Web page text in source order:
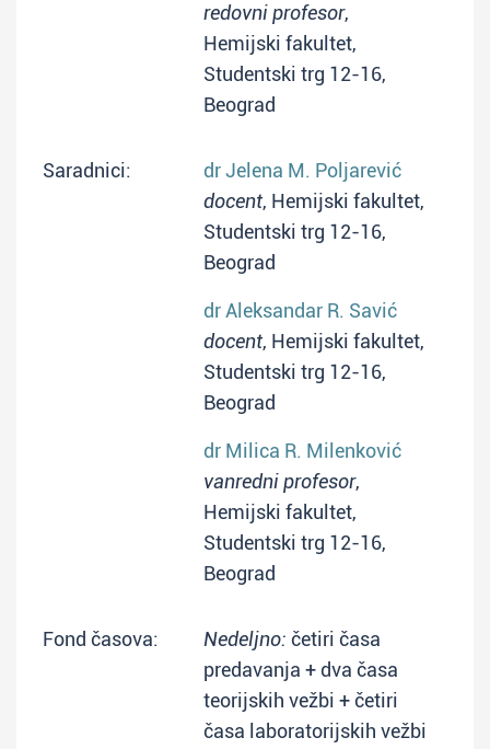
redovni profesor,
Hemijski fakultet,
Studentski trg 12-16,
Beograd
Saradnici:
dr Jelena M. Poljarević
docent, Hemijski fakultet,
Studentski trg 12-16,
Beograd
dr Aleksandar R. Savić
docent, Hemijski fakultet,
Studentski trg 12-16,
Beograd
dr Milica R. Milenković
vanredni profesor,
Hemijski fakultet,
Studentski trg 12-16,
Beograd
Fond časova: Nedeljno: četiri časa
predavanja + dva časa
teorijskih vežbi + četiri
časa laboratorijskih vežbi